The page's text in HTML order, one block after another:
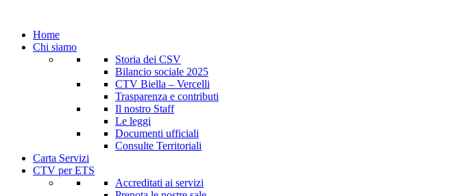
Home
Chi siamo
Storia dei CSV
Bilancio sociale 2025
CTV Biella – Vercelli
Trasparenza e contributi
Il nostro Staff
Le leggi
Documenti ufficiali
Consulte Territoriali
Carta Servizi
CTV per ETS
Accreditati ai servizi